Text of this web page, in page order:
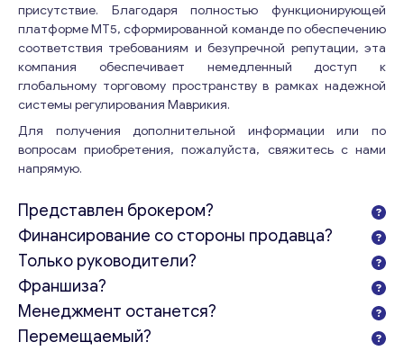
Свяжитесь со мной
присутствие. Благодаря полностью функционирующей
платформе MT5, сформированной команде по обеспечению
соответствия требованиям и безупречной репутации, эта
компания обеспечивает немедленный доступ к
глобальному торговому пространству в рамках надежной
системы регулирования Маврикия.
Для получения дополнительной информации или по
вопросам приобретения, пожалуйста, свяжитесь с нами
напрямую.
Представлен брокером?
Финансирование со стороны продавца?
Только руководители?
Франшиза?
Менеджмент останется?
Перемещаемый?